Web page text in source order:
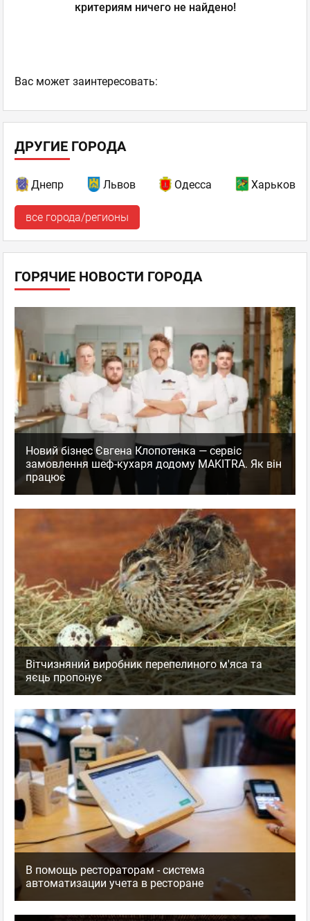
критериям ничего не найдено!
Ваc может заинтересовать:
ДРУГИЕ ГОРОДА
Днепр Львов Одесса Харьков
все города/регионы
ГОРЯЧИЕ НОВОСТИ ГОРОДА
Новий бізнес Євгена Клопотенка — сервіс
замовлення шеф-кухаря додому MAKITRA. Як він
працює
Вітчизняний виробник перепелиного м'яса та
яєць пропонує
В помощь рестораторам - система
автоматизации учета в ресторане